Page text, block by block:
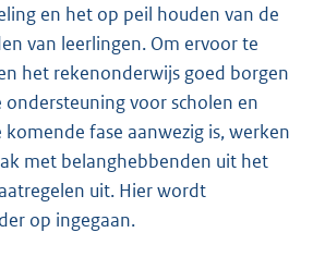
en het op peil houden van de
van leerlingen. Om ervoor te
het rekenonderwijs goed borgen
voor scholen en
fase aanwezig is, werken
met belanghebbenden uit het
uit. Hier wordt
op ingegaan.